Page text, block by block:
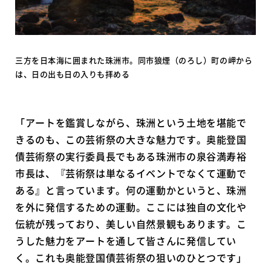
三方を日本海に囲まれた珠洲市。同市狼煙（のろし）町の岬から
は、日の出も日の入りも拝める
「アートを鑑賞しながら、珠洲という土地を堪能で
きるのも、この芸術祭の大きな魅力です。奥能登国
債芸術祭の実行委員長でもある珠洲市の泉谷満寿裕
市長は、『芸術祭は単なるイベントでなくて運動で
ある』と言っています。何の運動かというと、珠洲
を外に発信するための運動。ここには独自の文化や
伝統が残っており、美しい自然景観もあります。こ
うした魅力をアートを通して皆さんに発信してい
く。これも奥能登国債芸術祭の狙いのひとつです」